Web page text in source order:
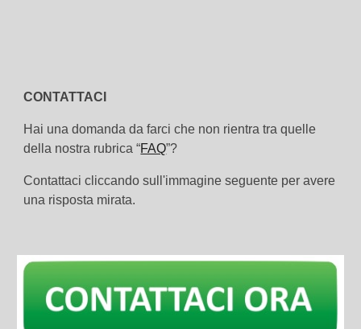
CONTATTACI
Hai una domanda da farci che non rientra tra quelle
della nostra rubrica “FAQ”?
Contattaci cliccando sull'immagine seguente per avere
una risposta mirata.